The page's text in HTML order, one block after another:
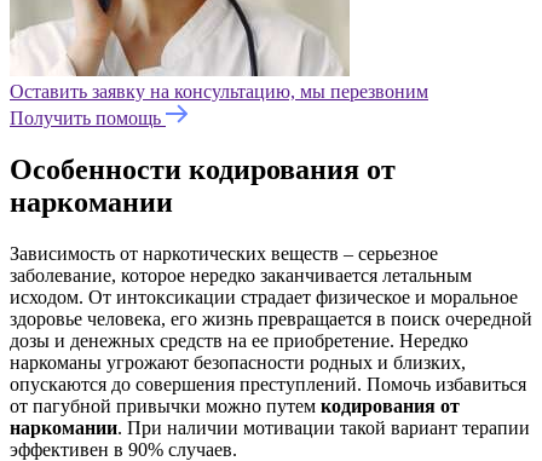
Оставить заявку на консультацию, мы перезвоним
Получить помощь
Особенности кодирования от
наркомании
Зависимость от наркотических веществ – серьезное
заболевание, которое нередко заканчивается летальным
исходом. От интоксикации страдает физическое и моральное
здоровье человека, его жизнь превращается в поиск очередной
дозы и денежных средств на ее приобретение. Нередко
наркоманы угрожают безопасности родных и близких,
опускаются до совершения преступлений. Помочь избавиться
от пагубной привычки можно путем кодирования от
наркомании. При наличии мотивации такой вариант терапии
эффективен в 90% случаев.